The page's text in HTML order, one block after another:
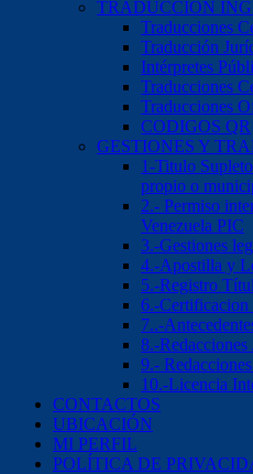
TRADUCCION
Traducciones
Traducción
Intérpretes
Traducciones
Traducciones
CODIGOS QR
GESTIONES Y
1-Titulo
propio o
2.- Permiso
Venezuela PIC
3.-Gestiones
4.-Apostilla y
5.-Registro
6.-Certificacion
7..-
8.-Redacciones
9.-
10.-Licencia
CONTACTOS
UBICACIÓN
MI PERFIL
POLÍTICA DE